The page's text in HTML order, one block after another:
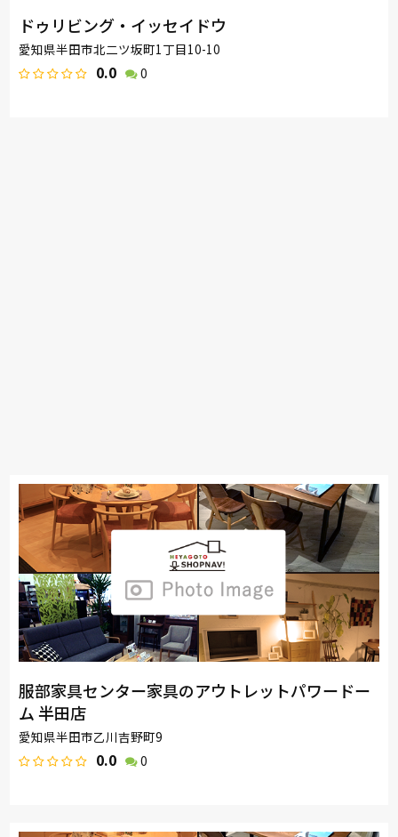
ドゥリビング・イッセイドウ
愛知県半田市北二ツ坂町1丁目10-10
0.0 0
服部家具センター家具のアウトレットパワードー
ム 半田店
愛知県半田市乙川吉野町9
0.0 0